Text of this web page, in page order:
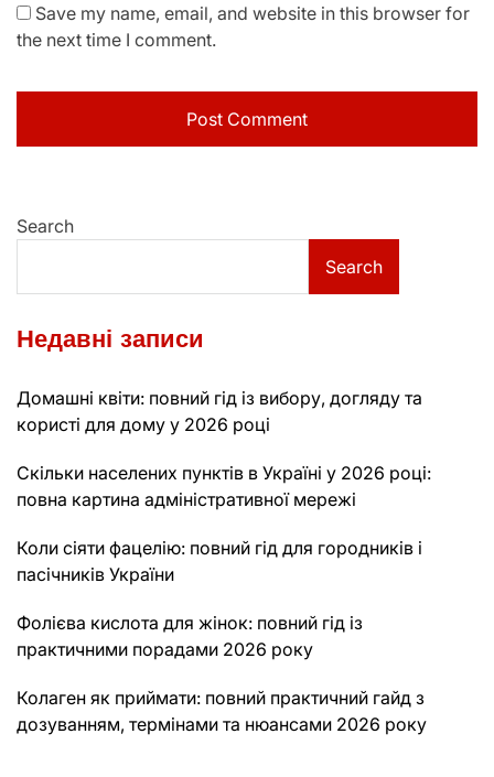
Save my name, email, and website in this browser for
the next time I comment.
Search
Search
Недавні записи
Домашні квіти: повний гід із вибору, догляду та
користі для дому у 2026 році
Скільки населених пунктів в Україні у 2026 році:
повна картина адміністративної мережі
Коли сіяти фацелію: повний гід для городників і
пасічників України
Фолієва кислота для жінок: повний гід із
практичними порадами 2026 року
Колаген як приймати: повний практичний гайд з
дозуванням, термінами та нюансами 2026 року